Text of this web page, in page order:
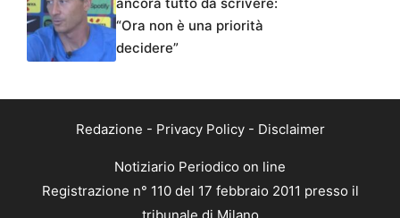
“Ora non è una priorità
decidere”
Redazione - Privacy Policy- Disclaimer
Notiziario Periodico on line
Registrazione n° 110 del 17 febbraio 2011 presso il